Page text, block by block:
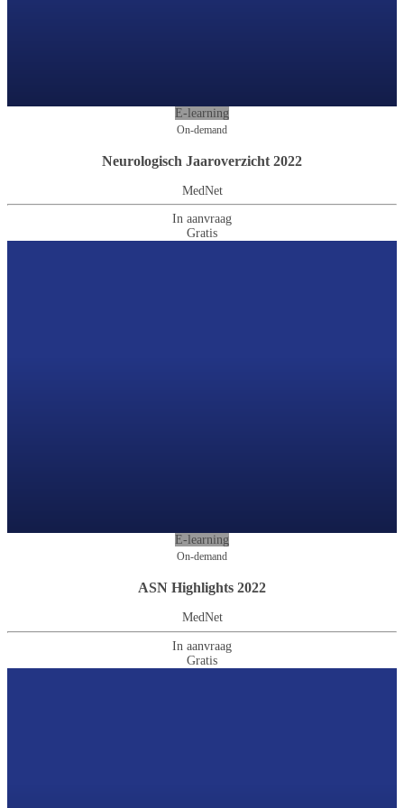
E-learning
On-demand
Neurologisch Jaaroverzicht 2022
MedNet
In aanvraag
Gratis
E-learning
On-demand
ASN Highlights 2022
MedNet
In aanvraag
Gratis